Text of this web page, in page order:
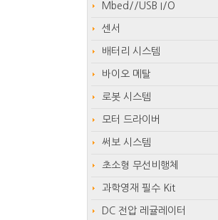
Mbed//USB I/O
센서
배터리 시스템
바이오 메탈
로봇 시스템
모터 드라이버
써보 시스템
초소형 무선비행체
과학영재 필수 Kit
DC 전압 레귤레이터